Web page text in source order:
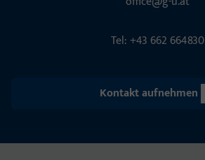
Tel: +43 662 664830
Kontakt aufnehmen